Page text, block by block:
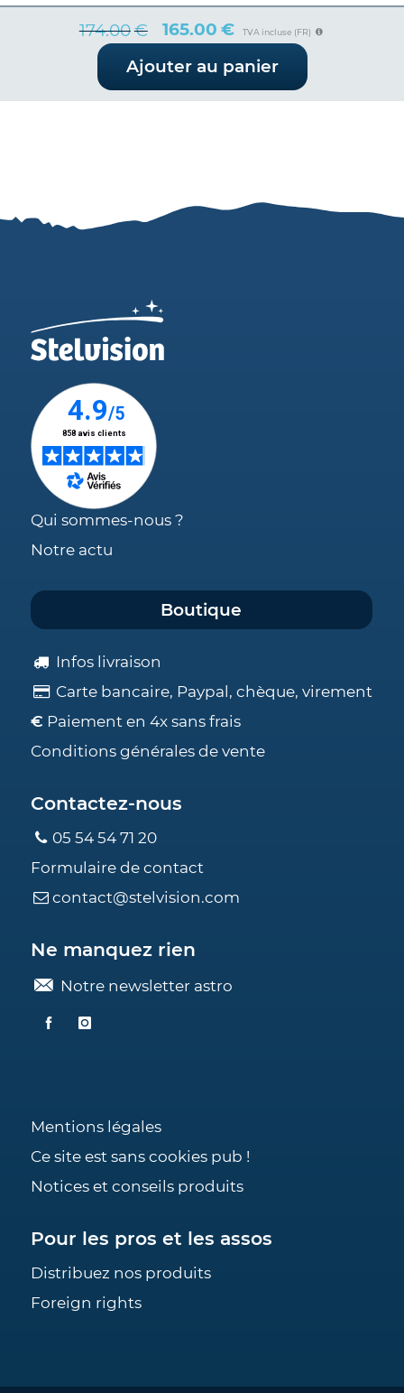
174.00€
Le
prix
165.00 € TVA incluse (FR)
Le
prix
Ajouter au panier
Qui sommes-nous ?
Notre actu
Boutique
Infos livraison
Carte bancaire, Paypal, chèque, virement
€ Paiement en 4x sans frais
Conditions générales de vente
Contactez-nous
05 54 54 71 20
Formulaire de contact
contact@stelvision.com
Ne manquez rien
Notre newsletter astro
Mentions légales
Ce site est sans cookies pub !
Notices et conseils produits
Pour les pros et les assos
Distribuez nos produits
Foreign rights